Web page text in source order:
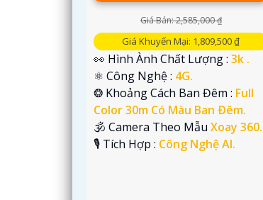
Giá Bán: 2,585,000 ₫
Giá Khuyến Mại: 1,809,500 ₫
👀 Hình Ành Chất Lượng : 3k .
⚛️ Công Nghệ : 4G.
❂ Khoảng Cách Ban Đêm : Full
Color 30m Có Màu Ban Ðêm.
🕉️ Camera Theo Mẫu Xoay 360.
️🎙 Tích Hợp : Công Nghệ AI.